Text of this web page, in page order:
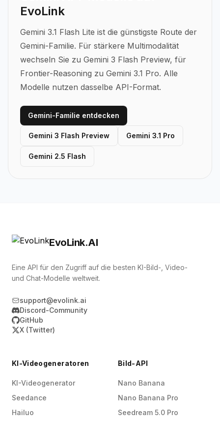
EvoLink
Gemini 3.1 Flash Lite ist die günstigste Route der
Gemini-Familie. Für stärkere Multimodalität
wechseln Sie zu Gemini 3 Flash Preview, für
Frontier-Reasoning zu Gemini 3.1 Pro. Alle
Modelle nutzen dasselbe API-Format.
Gemini-Familie entdecken
Gemini 3 Flash Preview Gemini 3.1 Pro
Gemini 2.5 Flash
EvoLink.AI
Eine API für den Zugriff auf die besten KI-Bild-, Video-
und Chat-Modelle weltweit.
support@evolink.ai
Discord-Community
GitHub
X (Twitter)
KI-Videogeneratoren
KI-Videogenerator
Seedance
Hailuo
Bild-API
Nano Banana
Nano Banana Pro
Seedream 5.0 Pro